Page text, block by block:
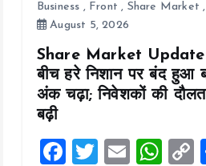
Business , Front , Share Market ,
August 5, 2026
Share Market Update:
बीच हरे निशान पर बंद हुआ
अंक चढ़ा; निवेशकों की
बढ़ी
F
T
E
W